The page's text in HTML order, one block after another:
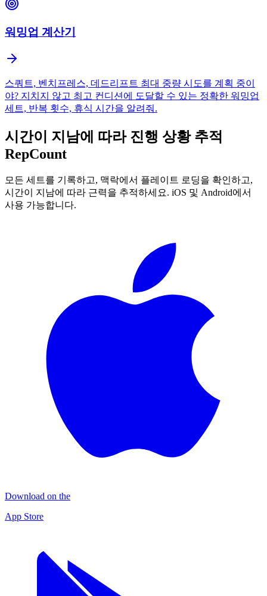
워밍업 계산기
스쿼트, 벤치프레스, 데드리프트 최대 중량 시도를 계획 중이
야? 지치지 않고 최고 컨디션에 도달할 수 있는 정확한 워밍업
세트, 반복 횟수, 휴식 시간을 알려줘.
시간이 지남에 따라 진행 상황 추적
RepCount
모든 세트를 기록하고, 맥락에서 플레이트 로딩을 확인하고,
시간이 지남에 따라 근력을 추적하세요. iOS 및 Android에서
사용 가능합니다.
Download on the
App Store